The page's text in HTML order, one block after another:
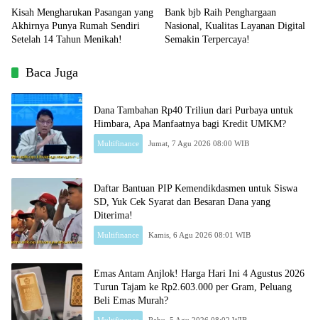
Kisah Mengharukan Pasangan yang
Akhirnya Punya Rumah Sendiri
Setelah 14 Tahun Menikah!
Bank bjb Raih Penghargaan
Nasional, Kualitas Layanan Digital
Semakin Terpercaya!
Baca Juga
Dana Tambahan Rp40 Triliun dari Purbaya untuk
Himbara, Apa Manfaatnya bagi Kredit UMKM?
Multifinance Jumat, 7 Agu 2026 08:00 WIB
Daftar Bantuan PIP Kemendikdasmen untuk Siswa
SD, Yuk Cek Syarat dan Besaran Dana yang
Diterima!
Multifinance Kamis, 6 Agu 2026 08:01 WIB
Emas Antam Anjlok! Harga Hari Ini 4 Agustus 2026
Turun Tajam ke Rp2.603.000 per Gram, Peluang
Beli Emas Murah?